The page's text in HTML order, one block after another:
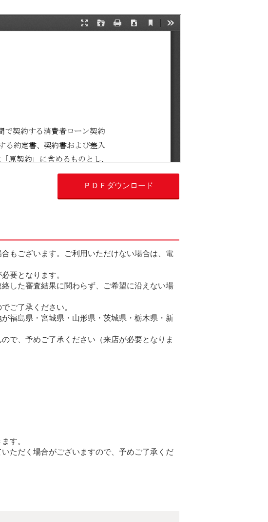
ＰＤＦダウンロード
もございます。ご利用いただけない場合は、電
要となります。
した審査結果に関わらず、ご希望に沿えない場
ご了承ください。
福島県・宮城県・山形県・茨城県・栃木県・新
で、予めご了承ください（来店が必要となりま
す。
ただく場合がございますので、予めご了承くだ